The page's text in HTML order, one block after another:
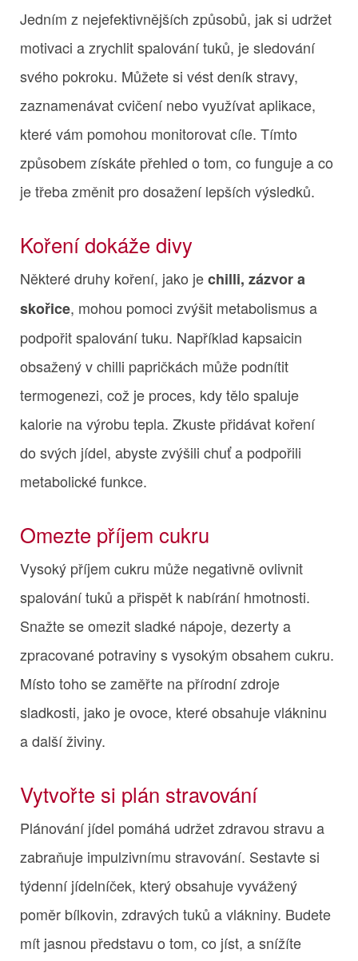
Jedním z nejefektivnějších způsobů, jak si udržet
motivaci a zrychlit spalování tuků, je sledování
svého pokroku. Můžete si vést deník stravy,
zaznamenávat cvičení nebo využívat aplikace,
které vám pomohou monitorovat cíle. Tímto
způsobem získáte přehled o tom, co funguje a co
je třeba změnit pro dosažení lepších výsledků.
Koření dokáže divy
Některé druhy koření, jako jechilli, zázvor a
skořice, mohou pomoci zvýšit metabolismus a
podpořit spalování tuku. Například kapsaicin
obsažený v chilli papričkách může podnítit
termogenezi, což je proces, kdy tělo spaluje
kalorie na výrobu tepla. Zkuste přidávat koření
do svých jídel, abyste zvýšili chuť a podpořili
metabolické funkce.
Omezte příjem cukru
Vysoký příjem cukru může negativně ovlivnit
spalování tuků a přispět k nabírání hmotnosti.
Snažte se omezit sladké nápoje, dezerty a
zpracované potraviny s vysokým obsahem cukru.
Místo toho se zaměřte na přírodní zdroje
sladkosti, jako je ovoce, které obsahuje vlákninu
a další živiny.
Vytvořte si plán stravování
Plánování jídel pomáhá udržet zdravou stravu a
zabraňuje impulzivnímu stravování. Sestavte si
týdenní jídelníček, který obsahuje vyvážený
poměr bílkovin, zdravých tuků a vlákniny. Budete
mít jasnou představu o tom, co jíst, a snížíte